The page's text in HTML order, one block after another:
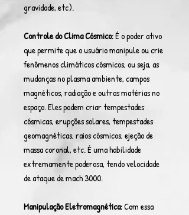
gravidade, etc).
Controle do Clima Cósmico:É o poder ativo
que permite que o usuário manipule ou crie
fenômenos climáticos cósmicos, ou seja, as
mudanças no plasma ambiente, campos
magnéticos, radiação e outras matérias no
espaço. Eles podem criar tempestades
cósmicas, erupções solares, tempestades
geomagnéticas, raios cósmicos, ejeção de
massa coronal, etc. É uma habilidade
extremamente poderosa, tendo velocidade
de ataque de mach 3000.
Manipulação Eletromagnética:Com essa